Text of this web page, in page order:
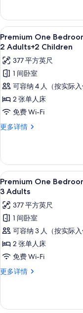
Adults+1
Child
的
所
有
照
片
with
Balcony,
Pool
View
Adults+1
Child
更
多
信
显
示
Premium
One
Bedroom
Apartment
with
Balcony,
Pool
Adults+2
Children
的
所
有
照
片
8
Premium One
2 Adults+2 Children
377 平方英尺
1 间卧室
可容纳 4 人（按实际入
2 张单人床
免费 Wi-Fi
更多详情
Premium
with
Balcony,
Pool
View
Adults+2
Children
更
多
信
显
示
Premium
One
Bedroom
Apartment
with
Balcony,
Pool
Adults
8
Premium One
3 Adults
377 平方英尺
1 间卧室
可容纳 3 人（按实际入
2 张单人床
免费 Wi-Fi
更多详情
Premium
with